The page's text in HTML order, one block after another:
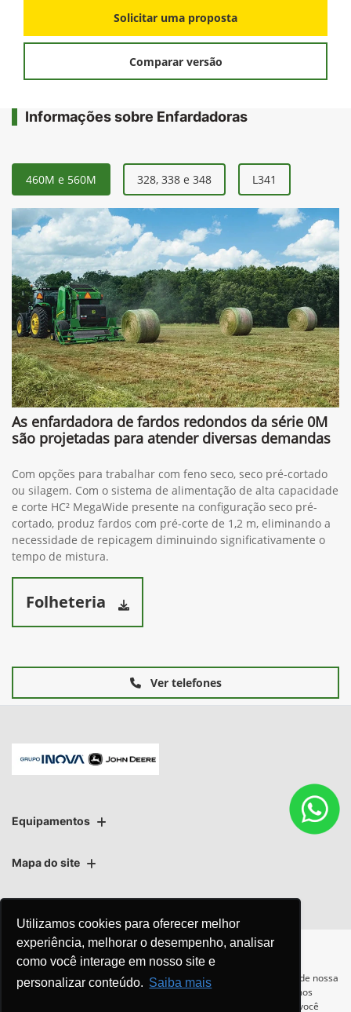
Utilizamos cookies para oferecer melhor
experiência, melhorar o desempenho, analisar
como você interage em nosso site e
personalizar conteúdo. Saiba mais
Solicitar uma proposta
Comparar versão
Informações sobre Enfardadoras
460M e 560M 328, 338 e 348 L341
As enfardadora de fardos redondos da série 0M
são projetadas para atender diversas demandas
Com opções para trabalhar com feno seco, seco pré-cortado
ou silagem. Com o sistema de alimentação de alta capacidade
e corte HC² MegaWide presente na configuração seco pré-
cortado, produz fardos com pré-corte de 1,2 m, eliminando a
necessidade de repicagem diminuindo significativamente o
tempo de mistura.
Folheteria
Ver telefones
Equipamentos
Mapa do site
Para otimizar sua experiência durante a navegação, fazemos uso de nossa
política de cookies e para proteger seus dados pessoais respeitamos
. Ao seguir com a navegação e visita você